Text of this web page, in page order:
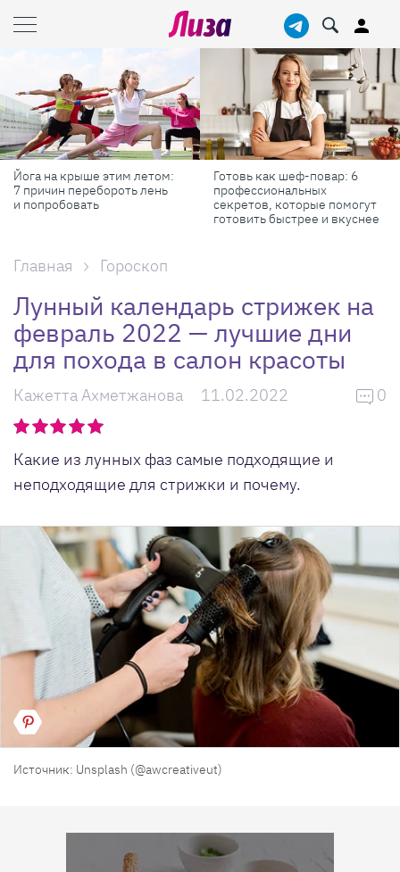
Готовь как шеф-повар: 6
профессиональных
секретов, которые помогут
Масштабные приключения:
самые красивые фестивали
России в августе
Главная Гороскоп
Лунный календарь стрижек на
февраль 2022 — лучшие дни
для похода в салон красоты
Кажетта Ахметжанова 11.02.2022 0
Какие из лунных фаз самые подходящие и
неподходящие для стрижки и почему.
Источник: Unsplash (@awcreativeut)